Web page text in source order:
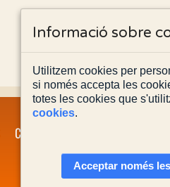
CONTACTA'NS
Informació sobre
Utilitzem cookies per
si només accepta les
totes les cookies que
cookies.
Acceptar només